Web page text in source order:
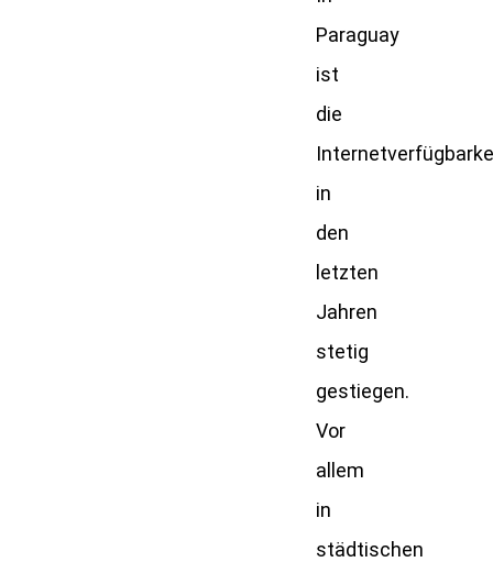
Paraguay
ist
die
in
den
letzten
Jahren
stetig
gestiegen.
Vor
allem
in
städtischen